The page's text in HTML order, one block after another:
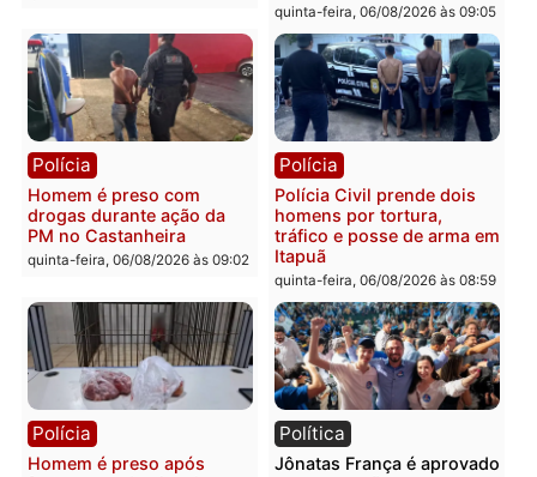
Polícia
Policiais militares
recuperam moto furtada e
prendem trio na zona
Leste
quinta-feira, 06/08/2026 às 09:28
Polícia
Jovem é encontrado
na Rua dos Cravos e
é investigado pela
em RO
quinta-feira, 06/08/2026 às
Polícia
Homem é esfaqueado no
Polícia
Três suspeitos ligados a